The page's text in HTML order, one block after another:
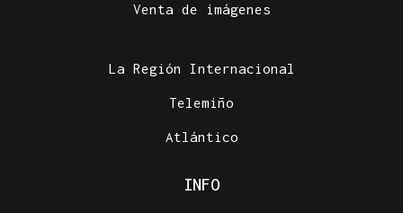
Venta de imágenes
La Región Internacional
Telemiño
Atlántico
INFO